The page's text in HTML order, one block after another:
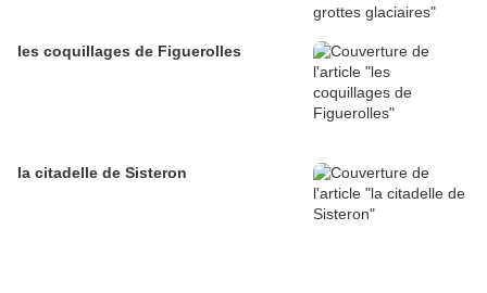
les coquillages de Figuerolles
la citadelle de Sisteron